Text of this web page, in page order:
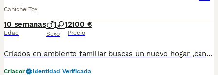
Caniche Toy
10 semanas
Edad
1 1
Sexo
2100 €
Precio
Criados en ambiente familiar buscas un nuevo hogar ,caniche toy color muy definido,socializados y de buen carácter ,los entregamos vacunados desparasitados chip y cartilla sanitaria , si vienes podrás ver a los padres todos de pura raza, escríbenos al WhatsApp 617885222
Criador
Identidad Verificada